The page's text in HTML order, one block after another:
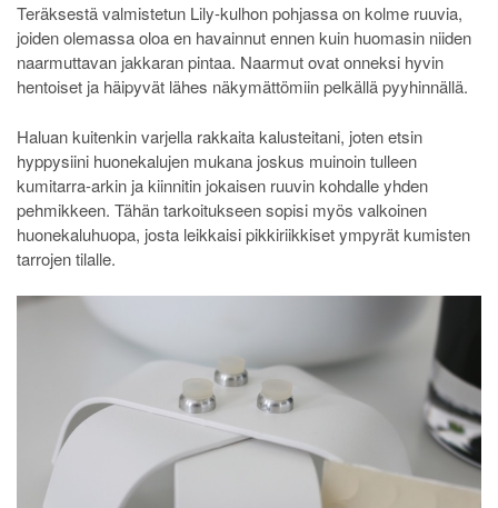
Teräksestä valmistetun Lily-kulhon pohjassa on kolme ruuvia,
joiden olemassa oloa en havainnut ennen kuin huomasin niiden
naarmuttavan jakkaran pintaa. Naarmut ovat onneksi hyvin
hentoiset ja häipyvät lähes näkymättömiin pelkällä pyyhinnällä.
Haluan kuitenkin varjella rakkaita kalusteitani, joten etsin
hyppysiini huonekalujen mukana joskus muinoin tulleen
kumitarra-arkin ja kiinnitin jokaisen ruuvin kohdalle yhden
pehmikkeen. Tähän tarkoitukseen sopisi myös valkoinen
huonekaluhuopa, josta leikkaisi pikkiriikkiset ympyrät kumisten
tarrojen tilalle.